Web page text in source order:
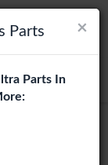
×
Staaten
Login
×
Parts
Parts In